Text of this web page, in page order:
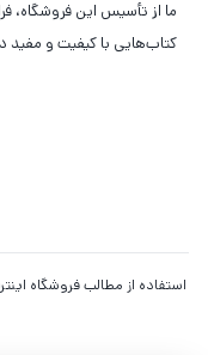
ما از تأسیس این فروشگاه،
کتاب‌هایی با کیفیت و مفید
استفاده از مطالب فروشگاه